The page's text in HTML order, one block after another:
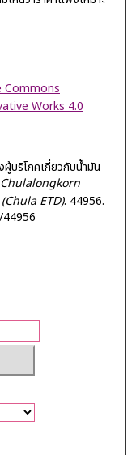
Commons
Works 4.0
บริโภคเกี่ยวกับน้ำมัน
Chulalongkorn
ETD). 44956.